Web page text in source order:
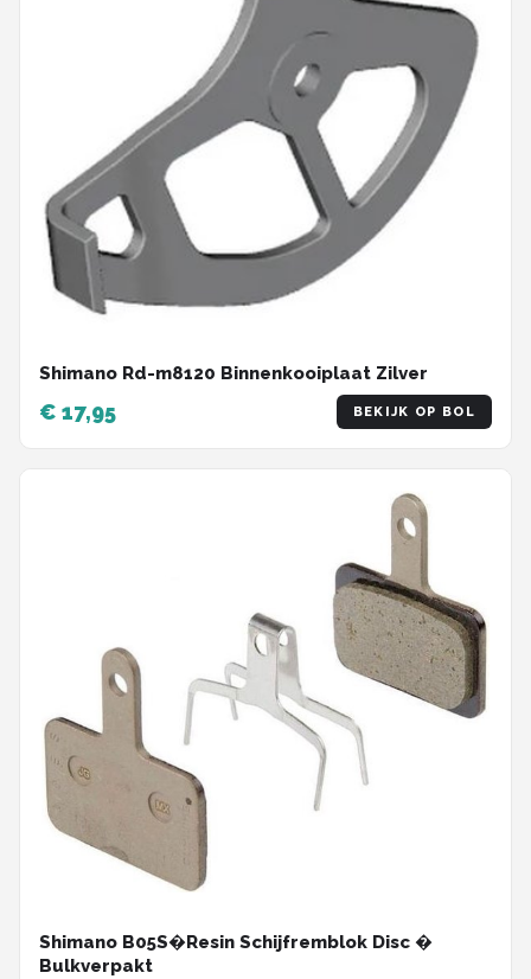
Shimano Rd-m8120 Binnenkooiplaat Zilver
€ 17,95 BEKIJK OP BOL
Shimano B05S�Resin Schijfremblok Disc �
Bulkverpakt